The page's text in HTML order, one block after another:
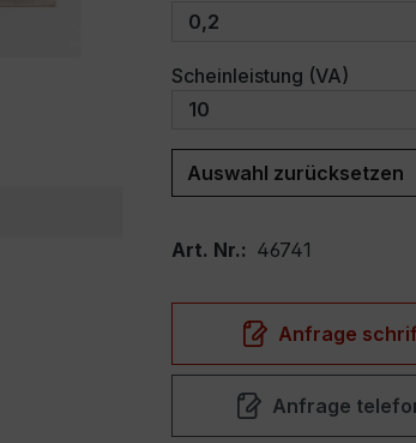
Scheinleistung (VA)
Auswahl zurücksetzen
Art. Nr.: 46741
Anfrage
Anfrage